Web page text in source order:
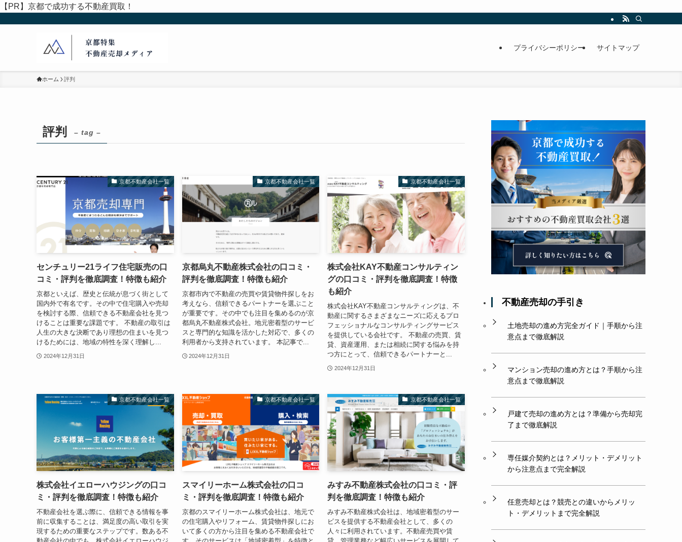
【PR】京都で成功する不動産買取！
プライバシーポリシー サイトマップ
ホーム 評判
評判 – tag –
京都不動産会社一覧
センチュリー21ライフ住宅販売の口
コミ・評判を徹底調査！特徴も紹介
京都といえば、歴史と伝統が息づく街として
国内外で有名です。その中で住宅購入や売却
を検討する際、信頼できる不動産会社を見つ
けることは重要な課題です。 不動産の取引は
人生の大きな決断であり理想の住まいを見つ
けるためには、地域の特性を深く理解し...
2024年12月31日
京都不動産会社一覧
京都烏丸不動産株式会社の口コミ・
評判を徹底調査！特徴も紹介
京都市内で不動産の売買や賃貸物件探しをお
考えなら、信頼できるパートナーを選ぶこと
が重要です。その中でも注目を集めるのが京
都烏丸不動産株式会社。地元密着型のサービ
スと専門的な知識を活かした対応で、多くの
利用者から支持されています。 本記事で...
2024年12月31日
京都不動産会社一覧
株式会社KAY不動産コンサルティン
グの口コミ・評判を徹底調査！特徴
も紹介
株式会社KAY不動産コンサルティングは、不
動産に関するさまざまなニーズに応えるプロ
フェッショナルなコンサルティングサービス
を提供している会社です。 不動産の売買、賃
貸、資産運用、または相続に関する悩みを持
つ方にとって、信頼できるパートナーと...
2024年12月31日
京都不動産会社一覧
株式会社イエローハウジングの口コ
ミ・評判を徹底調査！特徴も紹介
不動産会社を選ぶ際に、信頼できる情報を事
前に収集することは、満足度の高い取引を実
現するための重要なステップです。数ある不
京都不動産会社一覧
スマイリーホーム株式会社の口コ
ミ・評判を徹底調査！特徴も紹介
京都のスマイリーホーム株式会社は、地元で
の住宅購入やリフォーム、賃貸物件探しにお
いて多くの方から注目を集める不動産会社で
京都不動産会社一覧
みすみ不動産株式会社の口コミ・評
判を徹底調査！特徴も紹介
みすみ不動産株式会社は、地域密着型のサー
ビスを提供する不動産会社として、多くの
人々に利用されています。不動産売買や賃
不動産売却の手引き
土地売却の進め方完全ガイド｜手順から注
意点まで徹底解説
マンション売却の進め方とは？手順から注
意点まで徹底解説
戸建て売却の進め方とは？準備から売却完
了まで徹底解説
専任媒介契約とは？メリット・デメリット
から注意点まで完全解説
任意売却とは？競売との違いからメリッ
ト・デメリットまで完全解説